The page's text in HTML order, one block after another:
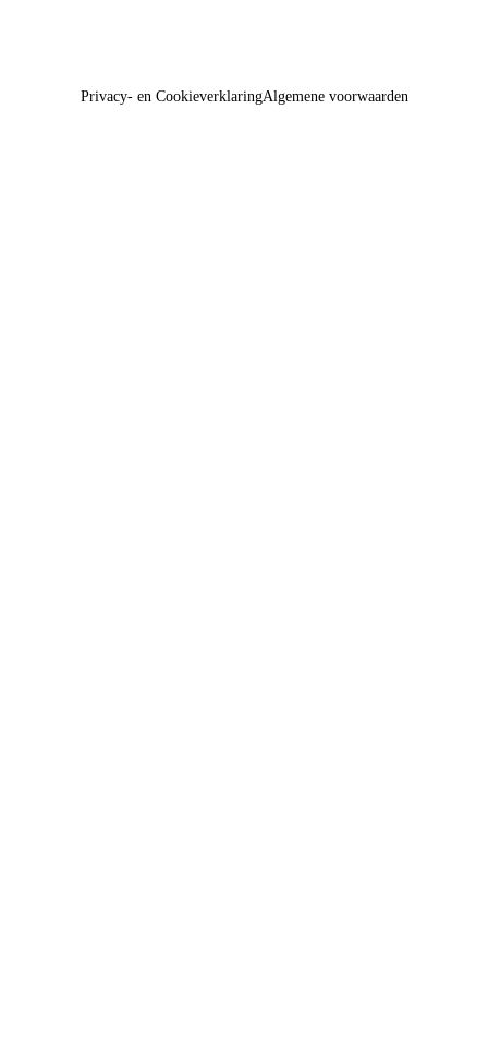
Privacy- en CookieverklaringAlgemene voorwaarden